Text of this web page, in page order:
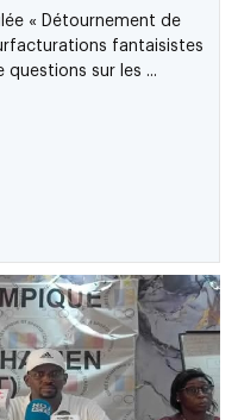
« Détournement de
fantaisistes
sur les ...